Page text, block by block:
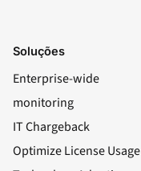
Soluções
Enterprise-wide
monitoring
IT Chargeback
Optimize License Usage